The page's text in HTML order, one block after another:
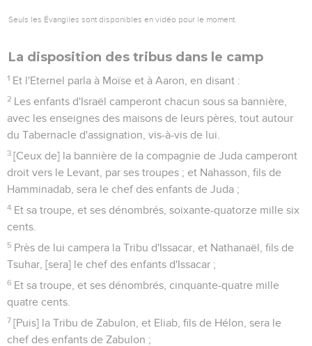
Seuls les Évangiles sont disponibles en vidéo pour le moment.
La disposition des tribus dans le camp
1 Et l'Eternel parla à Moïse et à Aaron, en disant :
2 Les enfants d'Israël camperont chacun sous sa bannière,
avec les enseignes des maisons de leurs pères, tout autour
du Tabernacle d'assignation, vis-à-vis de lui.
3 [Ceux de] la bannière de la compagnie de Juda camperont
droit vers le Levant, par ses troupes ; et Nahasson, fils de
Hamminadab, sera le chef des enfants de Juda ;
4 Et sa troupe, et ses dénombrés, soixante-quatorze mille six
cents.
5 Près de lui campera la Tribu d'Issacar, et Nathanaël, fils de
Tsuhar, [sera] le chef des enfants d'Issacar ;
6 Et sa troupe, et ses dénombrés, cinquante-quatre mille
quatre cents.
7 [Puis] la Tribu de Zabulon, et Eliab, fils de Hélon, sera le
chef des enfants de Zabulon ;